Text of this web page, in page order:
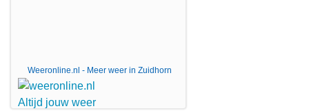
Weeronline.nl - Meer weer in Zuidhorn